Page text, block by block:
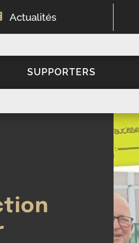
Actualités
SUPPORTERS